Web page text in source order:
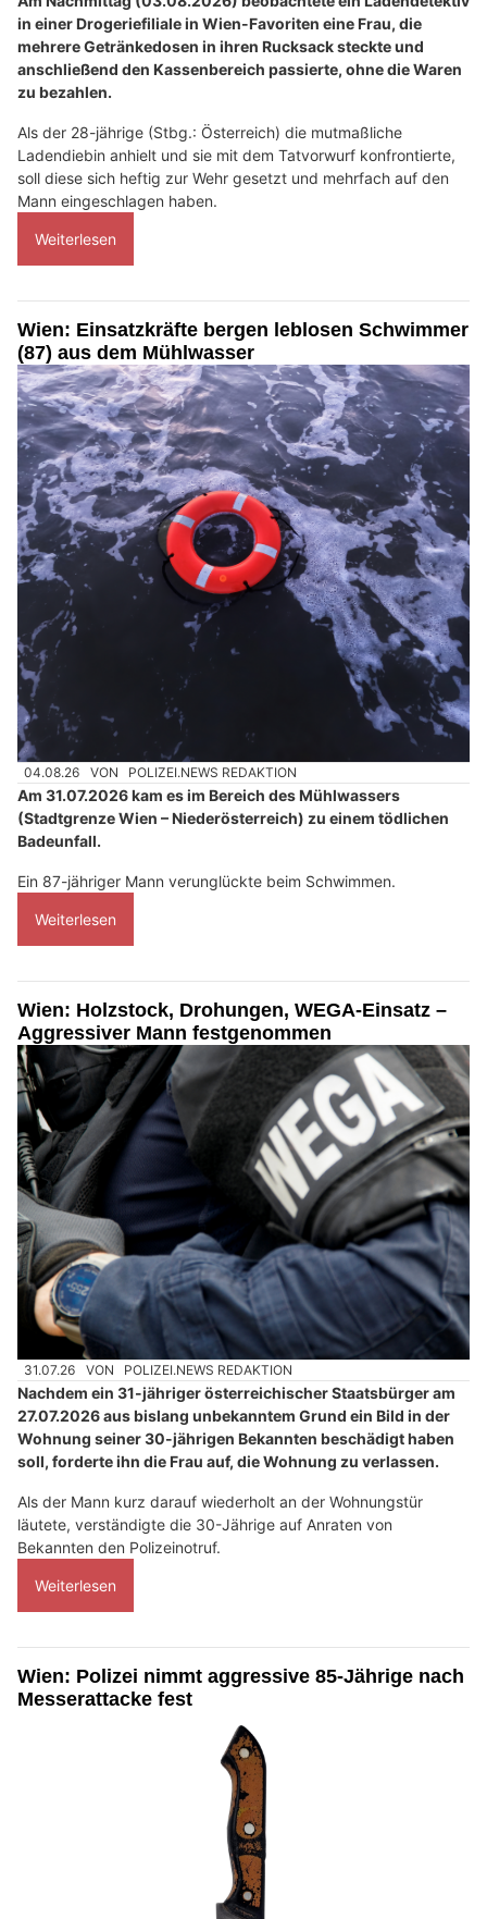
in einer Drogeriefiliale in Wien-Favoriten eine Frau, die
mehrere Getränkedosen in ihren Rucksack steckte und
anschließend den Kassenbereich passierte, ohne die Waren
zu bezahlen.
Als der 28-jährige (Stbg.: Österreich) die mutmaßliche
Ladendiebin anhielt und sie mit dem Tatvorwurf konfrontierte,
soll diese sich heftig zur Wehr gesetzt und mehrfach auf den
Mann eingeschlagen haben.
Weiterlesen
Wien: Einsatzkräfte bergen leblosen Schwimmer
(87) aus dem Mühlwasser
04.08.26 VON POLIZEI.NEWS REDAKTION
Am 31.07.2026 kam es im Bereich des Mühlwassers
(Stadtgrenze Wien – Niederösterreich) zu einem tödlichen
Badeunfall.
Ein 87-jähriger Mann verunglückte beim Schwimmen.
Weiterlesen
Wien: Holzstock, Drohungen, WEGA-Einsatz –
Aggressiver Mann festgenommen
31.07.26 VON POLIZEI.NEWS REDAKTION
Nachdem ein 31-jähriger österreichischer Staatsbürger am
27.07.2026 aus bislang unbekanntem Grund ein Bild in der
Wohnung seiner 30-jährigen Bekannten beschädigt haben
soll, forderte ihn die Frau auf, die Wohnung zu verlassen.
Als der Mann kurz darauf wiederholt an der Wohnungstür
läutete, verständigte die 30-Jährige auf Anraten von
Bekannten den Polizeinotruf.
Weiterlesen
Wien: Polizei nimmt aggressive 85-Jährige nach
Messerattacke fest